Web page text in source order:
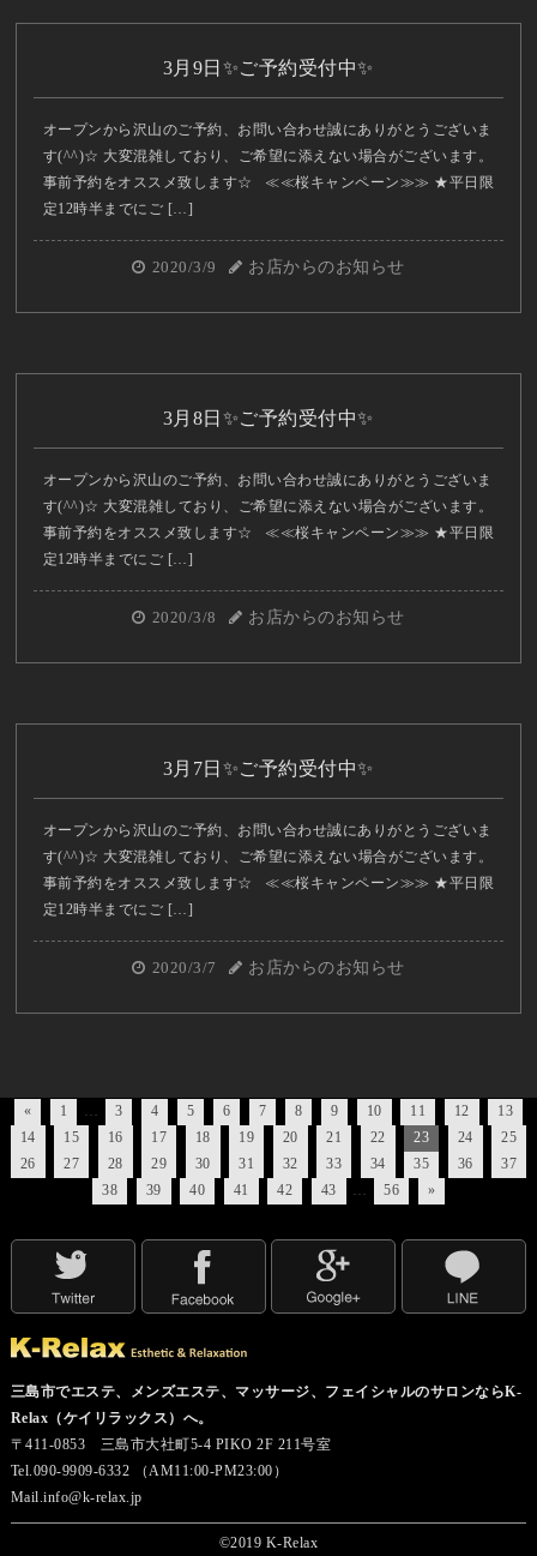
3月9日✨ご予約受付中✨
オープンから沢山のご予約、お問い合わせ誠にありがとうございま
す(^^)☆ 大変混雑しており、ご希望に添えない場合がございます。
事前予約をオススメ致します☆ ≪≪桜キャンペーン≫≫ ★平日限
定12時半までにご […]
2020/3/9 お店からのお知らせ
3月8日✨ご予約受付中✨
オープンから沢山のご予約、お問い合わせ誠にありがとうございま
す(^^)☆ 大変混雑しており、ご希望に添えない場合がございます。
事前予約をオススメ致します☆ ≪≪桜キャンペーン≫≫ ★平日限
定12時半までにご […]
2020/3/8 お店からのお知らせ
3月7日✨ご予約受付中✨
オープンから沢山のご予約、お問い合わせ誠にありがとうございま
す(^^)☆ 大変混雑しており、ご希望に添えない場合がございます。
事前予約をオススメ致します☆ ≪≪桜キャンペーン≫≫ ★平日限
定12時半までにご […]
2020/3/7 お店からのお知らせ
« 1 … 3 4 5 6 7 8 9 10 11 12
13
14
15 16 17 18 19 20 21 22 23 24
25
26
27 28 29 30 31 32 33 34 35 36
37
38
39 40 41 42 43 … 56 »
三島市でエステ、メンズエステ、マッサージ、フェイシャルのサロンならK-
Relax（ケイリラックス）へ。
〒411-0853 三島市大社町5-4 PIKO 2F 211号室
Tel.090-9909-6332 （AM11:00-PM23:00）
Mail.info@k-relax.jp
©2019 K-Relax